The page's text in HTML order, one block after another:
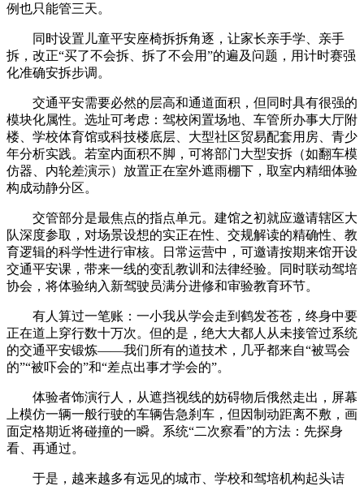
例也只能管三天。
同时设置儿童平安座椅拆拆角逐，让家长亲手学、亲手
拆，改正“买了不会拆、拆了不会用”的遍及问题，用计时赛强
化准确安拆步调。
交通平安需要必然的层高和通道面积，但同时具有很强的
模块化属性。选址可考虑：驾校闲置场地、车管所办事大厅附
楼、学校体育馆或科技楼底层、大型社区贸易配套用房、青少
年分析实践。若室内面积不脚，可将部门大型安拆（如翻车模
仿器、内轮差演示）放置正在室外遮雨棚下，取室内精细体验
构成动静分区。
交管部分是最焦点的指点单元。建馆之初就应邀请辖区大
队深度参取，对场景设想的实正在性、交规解读的精确性、教
育逻辑的科学性进行审核。日常运营中，可邀请按期来馆开设
交通平安课，带来一线的变乱教训和法律经验。同时联动驾培
协会，将体验纳入新驾驶员满分进修和审验教育环节。
有人算过一笔账：一小我从学会走到鹤发苍苍，终身中要
正在道上穿行数十万次。但的是，绝大大都人从未接管过系统
的交通平安锻炼——我们所有的道技术，几乎都来自“被骂会
的”“被吓会的”和“差点出事才学会的”。
体验者饰演行人，从遮挡视线的妨碍物后俄然走出，屏幕
上模仿一辆一般行驶的车辆告急刹车，但因制动距离不敷，画
面定格期近将碰撞的一瞬。系统“二次察看”的方法：先探身
看、再通过。
于是，越来越多有远见的城市、学校和驾培机构起头诘